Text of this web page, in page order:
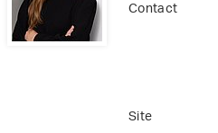
Contact
Site